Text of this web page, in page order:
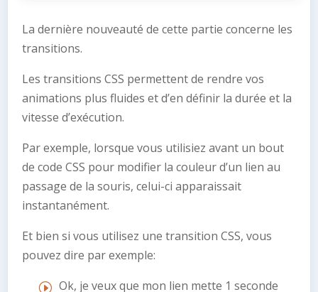
La dernière nouveauté de cette partie concerne les
transitions.
Les transitions CSS permettent de rendre vos
animations plus fluides et d’en définir la durée et la
vitesse d’exécution.
Par exemple, lorsque vous utilisiez avant un bout
de code CSS pour modifier la couleur d’un lien au
passage de la souris, celui-ci apparaissait
instantanément.
Et bien si vous utilisez une transition CSS, vous
pouvez dire par exemple:
Ok, je veux que mon lien mette 1 seconde